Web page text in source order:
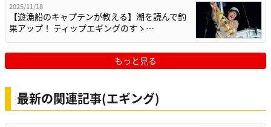
2025/11/18
【遊漁船のキャプテンが教える】潮を読んで釣
果アップ！ ティップエギングのすゝ…
もっと見る
最新の関連記事(エギング)